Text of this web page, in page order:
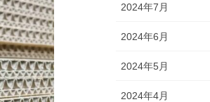
2024年7月
2024年6月
2024年5月
2024年4月